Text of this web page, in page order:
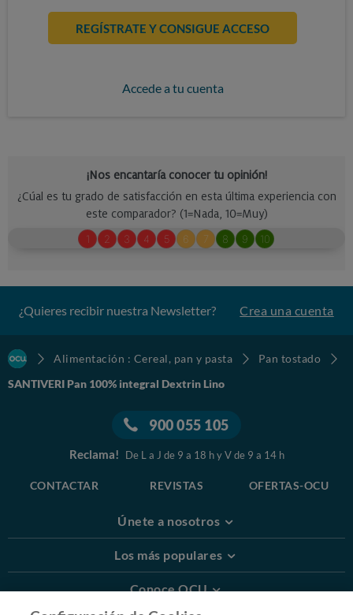
REGÍSTRATE Y CONSIGUE ACCESO
Accede a tu cuenta
¿Quieres recibir nuestra Newsletter? Crea una cuenta
Alimentación : Cereal, pan y pasta
Pan tostado
SANTIVERI Pan 100% integral Dextrin Lino
900 055 105
Reclama! De L a J de 9 a 18 h y V de 9 a 14 h
CONTACTAR REVISTAS OFERTAS-OCU
Únete a nosotros
Los más populares
Conoce OCU